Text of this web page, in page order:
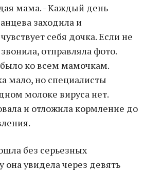
мама. - Каждый день
заходила и
себя дочка. Если не
отправляла фото.
ко всем мамочкам.
мало, но специалисты
молоке вируса нет.
и отложила кормление до
без серьезных
она увидела через девять